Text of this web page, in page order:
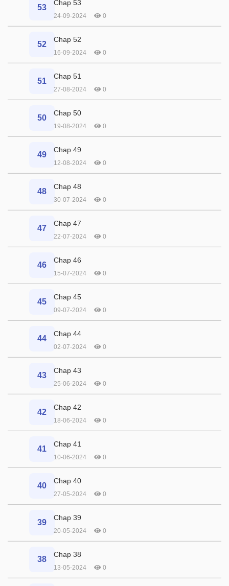
53
Chap 53
24-09-2024 0
52
Chap 52
16-09-2024 0
51
Chap 51
27-08-2024 0
50
Chap 50
19-08-2024 0
49
Chap 49
12-08-2024 0
48
Chap 48
30-07-2024 0
47
Chap 47
22-07-2024 0
46
Chap 46
15-07-2024 0
45
Chap 45
09-07-2024 0
44
Chap 44
02-07-2024 0
43
Chap 43
25-06-2024 0
42
Chap 42
18-06-2024 0
41
Chap 41
10-06-2024 0
40
Chap 40
27-05-2024 0
39
Chap 39
20-05-2024 0
38
Chap 38
13-05-2024 0